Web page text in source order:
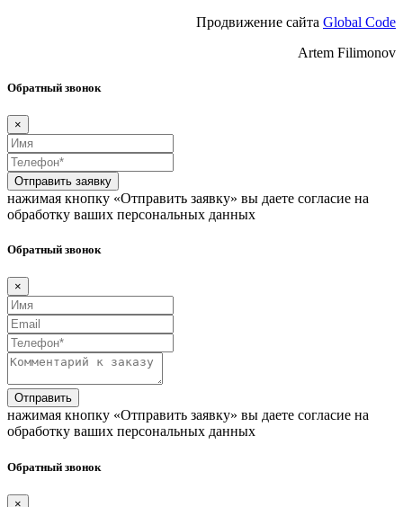
Продвижение сайта Global Code
Artem Filimonov
Обратный звонок
×
Отправить заявку
нажимая кнопку «Отправить заявку» вы даете согласие на
обработку ваших персональных данных
Обратный звонок
×
Отправить
нажимая кнопку «Отправить заявку» вы даете согласие на
обработку ваших персональных данных
Обратный звонок
×